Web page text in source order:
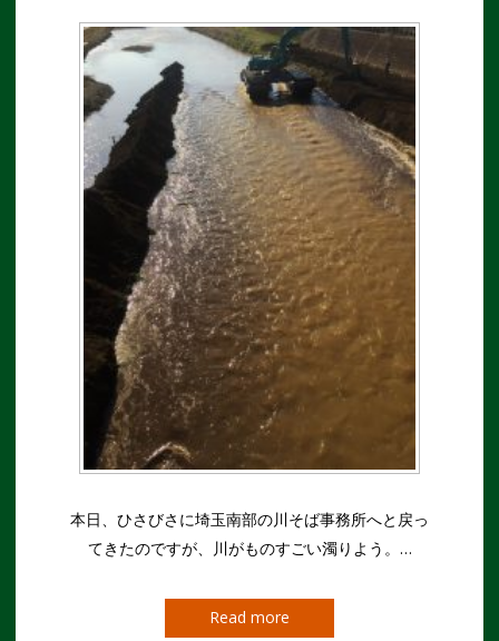
本日、ひさびさに埼玉南部の川そば事務所へと戻っ
てきたのですが、川がものすごい濁りよう。…
Read more